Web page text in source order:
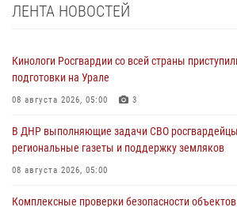
ЛЕНТА НОВОСТЕЙ
Кинологи Росгвардии со всей страны
подготовки на Урале
08 августа 2026, 05:00 3
В ДНР выполняющие задачи СВО
региональные газеты и поддержку земляков
08 августа 2026, 05:00
Комплексные проверки безопасности